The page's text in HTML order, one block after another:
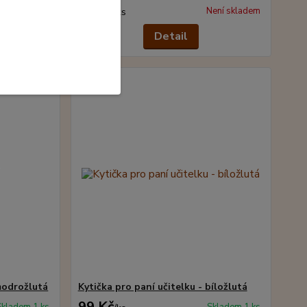
ks Není skladem
Detail
Kytička pro paní učitelku - bíložlutá